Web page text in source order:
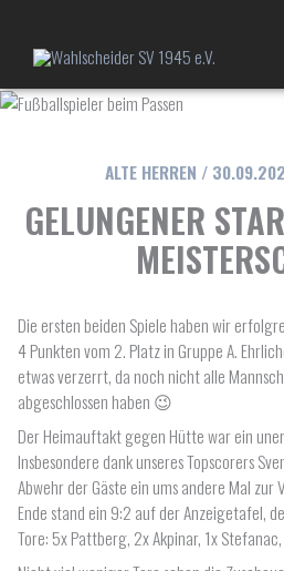
springen
ALTE HERREN /
GELUNGENER
Die ersten beiden Spiele haben wir
4 Punkten vom 2. Platz in Gruppe A.
etwas verzerrt, da noch nicht alle
abgeschlossen haben 😉
Der Heimauftakt gegen Hütte war ein
Insbesondere dank unseres Topscorers
Abwehr der Gäste ein ums andere Mal
Ende stand ein 9:2 auf der Anzeigetafel,
Tore: 5x Pattberg, 2x Akpinar, 1x Stefanac,